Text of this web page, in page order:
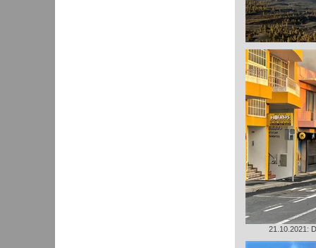
21.10.2021: